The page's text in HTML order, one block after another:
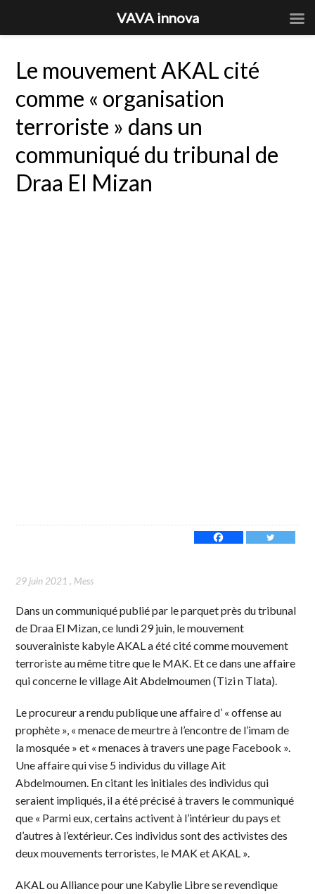
Le mouvement AKAL cité
comme « organisation
terroriste » dans un
communiqué du tribunal de
Draa El Mizan
29 juin 2021 , Mess
Dans un communiqué publié par le parquet près du tribunal
de Draa El Mizan, ce lundi 29 juin, le mouvement
souverainiste kabyle AKAL a été cité comme mouvement
terroriste au même titre que le MAK. Et ce dans une affaire
qui concerne le village Ait Abdelmoumen (Tizi n Tlata).
Le procureur a rendu publique une affaire d’ « offense au
prophète », « menace de meurtre à l’encontre de l’imam de
la mosquée » et « menaces à travers une page Facebook ».
Une affaire qui vise 5 individus du village Ait
Abdelmoumen. En citant les initiales des individus qui
seraient impliqués, il a été précisé à travers le communiqué
que « Parmi eux, certains activent à l’intérieur du pays et
d’autres à l’extérieur. Ces individus sont des activistes des
deux mouvements terroristes, le MAK et AKAL ».
AKAL ou Alliance pour une Kabylie Libre se revendique
VAVA innova